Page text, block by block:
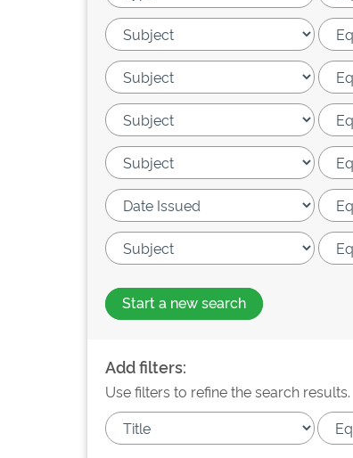
Start a new search
Add filters:
Use filters to refine the search results.